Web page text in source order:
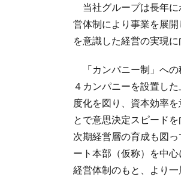
当社グループは長年に
営体制により事業を展
を意識した経営の実現
「カンパニー制」への
４カンパニーを設置し
度化を図り、資本効率
とで意思決定スピード
次期経営層の育成も図
ート本部（仮称）を中
経営体制のもと、より一